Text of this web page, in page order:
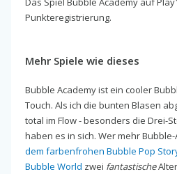
Punkteregistrierung.
Mehr Spiele wie dieses
Bubble Academy ist ein cooler
Touch. Als ich die bunten Blasen
total im Flow - besonders die Drei-
haben es in sich. Wer mehr
dem farbenfrohen Bubble Pop
Bubble World zwei fantastische